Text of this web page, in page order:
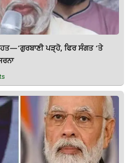
ਪੜ੍ਹੋ, ਫਿਰ ਸੰਗਤ ‘ਤੇ